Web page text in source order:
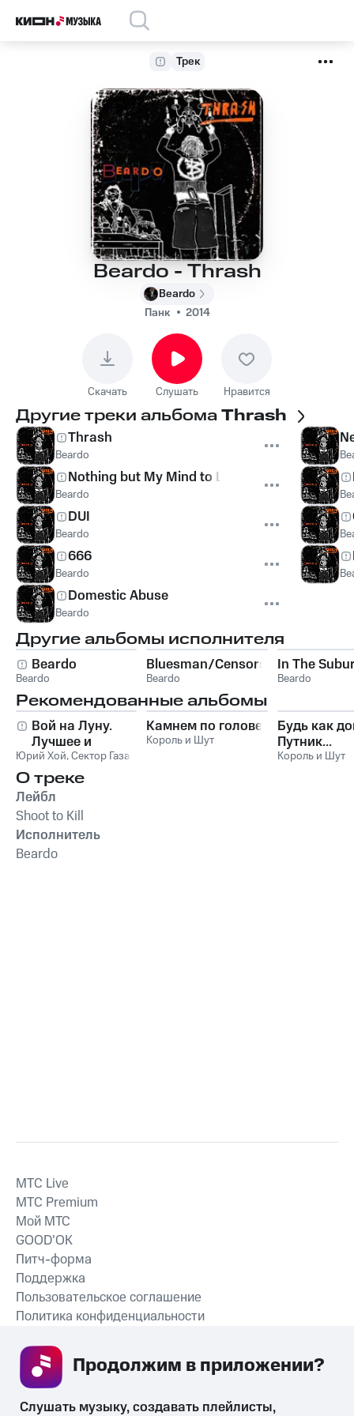
Трек
Beardo - Thrash
Beardo
Панк
2014
Скачать Слушать Нравится
Другие треки альбомаThrash
Thrash
Beardo
Nothing but My Mind to Lose
Beardo
DUI
Beardo
666
Beardo
Domestic Abuse
Beardo
Другие альбомы исполнителя
Beardo
Beardo
Bluesman/Censorship
Beardo
In The
Beardo
Рекомендованные альбомы
Вой на Луну.
Лучшее и
неизданное
Юрий Хой,Сектор Газа
Камнем по голове
Король и Шут
Будь как
Путник...
Король и Шут
О треке
Лейбл
Shoot to Kill
Исполнитель
Beardo
СКАЧАТЬ ПРИЛОЖЕНИЕ
MTС Live
MTС Premium
Мой МТС
GOOD’OK
Питч-форма
Поддержка
Пользовательское соглашение
Политика конфиденциальности
Слушать музыку, создавать плейлисты,